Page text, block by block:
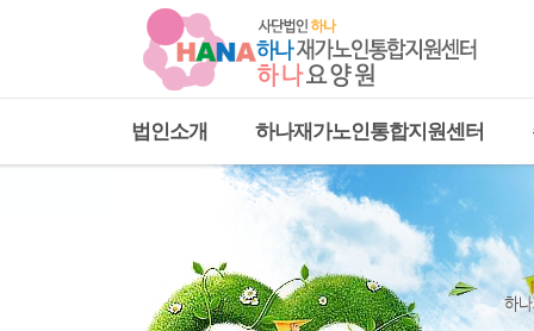
법인소개 하나재가노인통합지원센터